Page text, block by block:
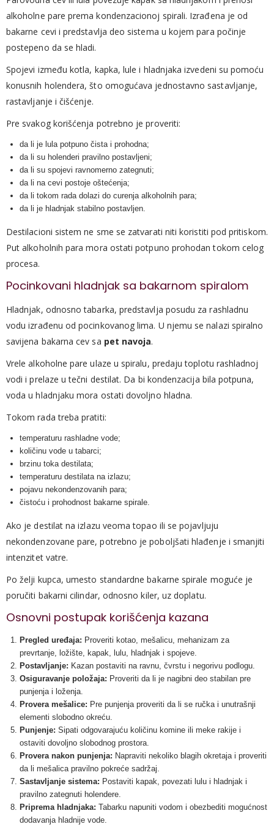
alkoholne pare prema kondenzacionoj spirali. Izrađena je od
bakarne cevi i predstavlja deo sistema u kojem para počinje
postepeno da se hladi.
Spojevi između kotla, kapka, lule i hladnjaka izvedeni su pomoću
konusnih holendera, što omogućava jednostavno sastavljanje,
rastavljanje i čišćenje.
Pre svakog korišćenja potrebno je proveriti:
da li je lula potpuno čista i prohodna;
da li su holenderi pravilno postavljeni;
da li su spojevi ravnomerno zategnuti;
da li na cevi postoje oštećenja;
da li tokom rada dolazi do curenja alkoholnih para;
da li je hladnjak stabilno postavljen.
Destilacioni sistem ne sme se zatvarati niti koristiti pod pritiskom.
Put alkoholnih para mora ostati potpuno prohodan tokom celog
procesa.
Pocinkovani hladnjak sa bakarnom spiralom
Hladnjak, odnosno tabarka, predstavlja posudu za rashladnu
vodu izrađenu od pocinkovanog lima. U njemu se nalazi spiralno
savijena bakarna cev sa pet navoja.
Vrele alkoholne pare ulaze u spiralu, predaju toplotu rashladnoj
vodi i prelaze u tečni destilat. Da bi kondenzacija bila potpuna,
voda u hladnjaku mora ostati dovoljno hladna.
Tokom rada treba pratiti:
temperaturu rashladne vode;
količinu vode u tabarci;
brzinu toka destilata;
temperaturu destilata na izlazu;
pojavu nekondenzovanih para;
čistoću i prohodnost bakarne spirale.
Ako je destilat na izlazu veoma topao ili se pojavljuju
nekondenzovane pare, potrebno je poboljšati hlađenje i smanjiti
intenzitet vatre.
Po želji kupca, umesto standardne bakarne spirale moguće je
poručiti bakarni cilindar, odnosno kiler, uz doplatu.
Osnovni postupak korišćenja kazana
Pregled uređaja: Proveriti kotao, mešalicu, mehanizam za
prevrtanje, ložište, kapak, lulu, hladnjak i spojeve.
Postavljanje: Kazan postaviti na ravnu, čvrstu i negorivu podlogu.
Osiguravanje položaja: Proveriti da li je nagibni deo stabilan pre
punjenja i loženja.
Provera mešalice: Pre punjenja proveriti da li se ručka i unutrašnji
elementi slobodno okreću.
Punjenje: Sipati odgovarajuću količinu komine ili meke rakije i
ostaviti dovoljno slobodnog prostora.
Provera nakon punjenja: Napraviti nekoliko blagih okretaja i proveriti
da li mešalica pravilno pokreće sadržaj.
Sastavljanje sistema: Postaviti kapak, povezati lulu i hladnjak i
pravilno zategnuti holendere.
Priprema hladnjaka: Tabarku napuniti vodom i obezbediti mogućnost
dodavanja hladnije vode.